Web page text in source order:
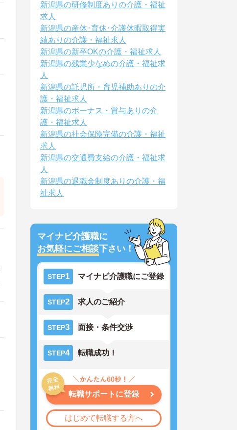
新潟県の研修制度ありの介護・福祉
求人
新潟県の産休･育休･介護休暇取得実
績ありの介護・福祉求人
新潟県の新卒OKの介護・福祉求人
新潟県の残業少なめの介護・福祉求
人
新潟県の託児所・育児補助ありの介
護・福祉求人
新潟県のボーナス・賞与ありの介
護・福祉求人
新潟県の社会保険完備の介護・福祉
求人
新潟県の交通費支給の介護・福祉求
人
新潟県の退職金制度ありの介護・福
祉求人
マイナビ介護職に
お気軽にご相談下さい！
STEP1 マイナビ介護職にご登録
STEP2 求人のご紹介
STEP3 面接・条件交渉
STEP4 転職成功！
転職サポートに登録
はじめて転職する方へ